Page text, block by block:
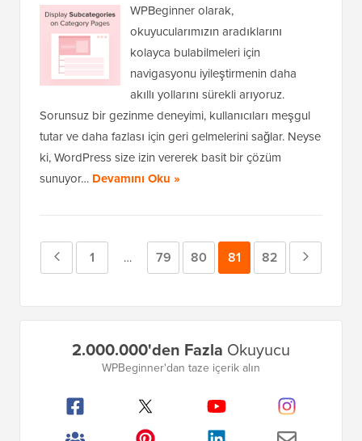
WPBeginner olarak,
okuyucularımızın aradıklarını
kolayca bulabilmeleri için
navigasyonu iyileştirmenin daha
akıllı yollarını sürekli arıyoruz.
Sorunsuz bir gezinme deneyimi, kullanıcıları meşgul
tutar ve daha fazlası için geri gelmelerini sağlar. Neyse
ki, WordPress size izin vererek basit bir çözüm
sunuyor… Devamını Oku »
ÖncekiSayfa
1
Geçici
sayfalar
… Sayfa
79 Sayfa
80 Sayfa
81 Sayfa
82
2.000.000'den Fazla Okuyucu
WPBeginner'dan taze içerik alın